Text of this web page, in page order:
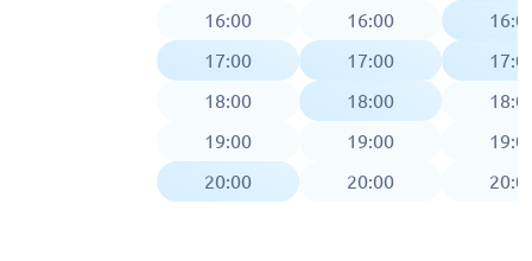
16:00
17:00
18:00
19:00
20:00
16:00
17:00
18:00
19:00
20:00